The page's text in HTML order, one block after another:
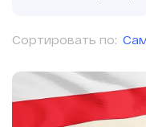
Сортировать по: